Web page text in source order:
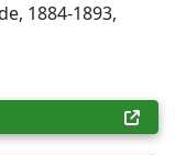
1884-1893,